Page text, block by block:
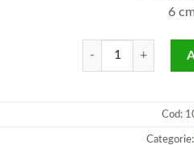
6
Cantitate Sf Copie
Cod:
Categorie: